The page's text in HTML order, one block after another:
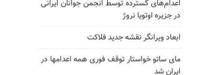
اعدام‌های گسترده توسط انجمن جوانان ایرانی
در جزیره اوتویا نروژ
ابعاد ویرانگر نقشه جدید فلاکت
مای ساتو خواستار توقف فوری همه اعدامها در
ایران شد